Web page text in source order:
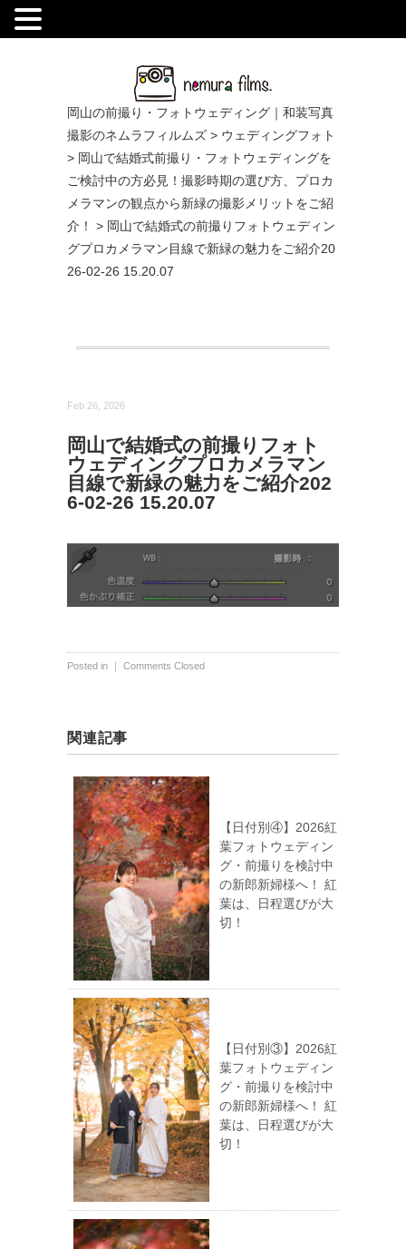
岡山の前撮り・フォトウェディング｜和装写真
撮影のネムラフィルムズ > ウェディングフォト
> 岡山で結婚式前撮り・フォトウェディングを
ご検討中の方必見！撮影時期の選び方、プロカ
メラマンの観点から新緑の撮影メリットをご紹
介！
> 岡山で結婚式の前撮りフォトウェディン
グプロカメラマン目線で新緑の魅力をご紹介20
26-02-26 15.20.07
Feb 26, 2026
岡山で結婚式の前撮りフォト
ウェディングプロカメラマン
目線で新緑の魅力をご紹介202
6-02-26 15.20.07
Posted in ｜ Comments Closed
関連記事
【日付別④】2026紅
葉フォトウェディン
グ・前撮りを検討中
の新郎新婦様へ！ 紅
葉は、日程選びが大
切！
【日付別③】2026紅
葉フォトウェディン
グ・前撮りを検討中
の新郎新婦様へ！ 紅
葉は、日程選びが大
切！